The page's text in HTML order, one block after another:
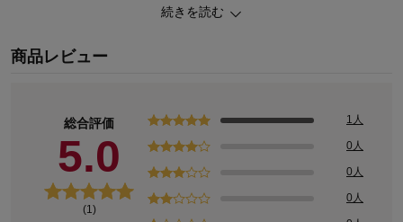
●テーブル上がサッと片付けられるのでリビング学習にもおすすめ
続きを読む
商品レビュー
総合評価
5.0
(1)
1人
0人
0人
0人